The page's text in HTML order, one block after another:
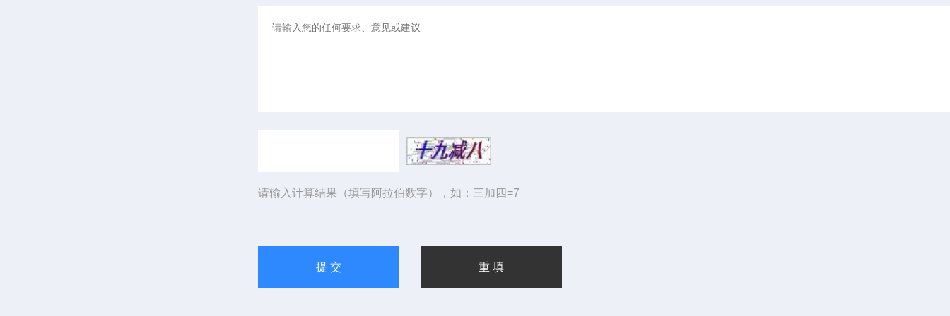
请输入计算结果（填写阿拉伯数字），如：三加四=7